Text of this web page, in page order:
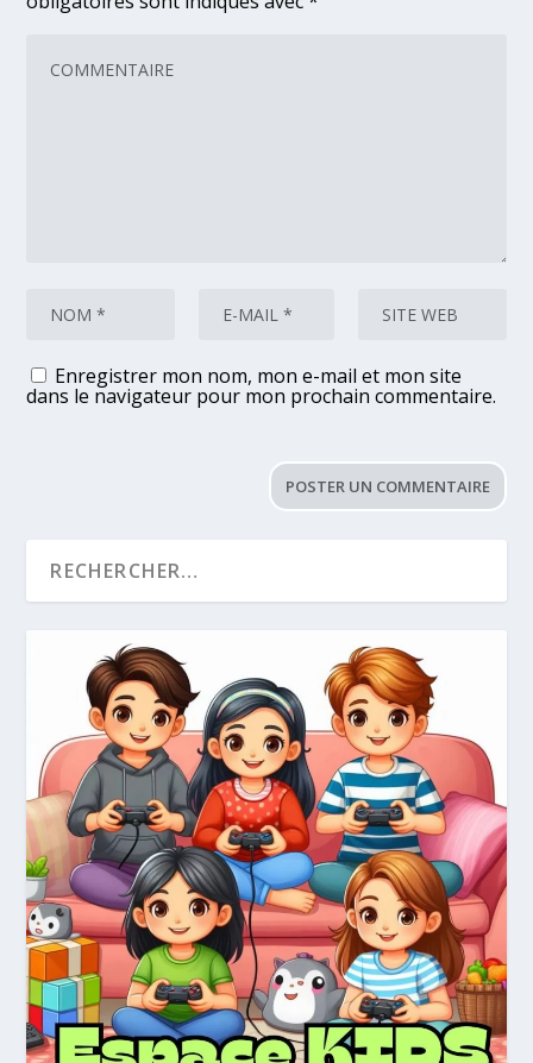
Enregistrer mon nom, mon e-mail et mon site
dans le navigateur pour mon prochain commentaire.